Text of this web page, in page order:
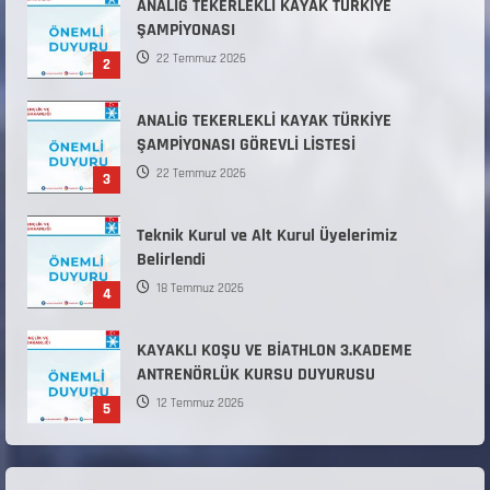
2
ANALİG TEKERLEKLİ KAYAK TÜRKİYE
ŞAMPİYONASI
22 Temmuz 2026
3
ANALİG TEKERLEKLİ KAYAK TÜRKİYE
ŞAMPİYONASI GÖREVLİ LİSTESİ
22 Temmuz 2026
4
Teknik Kurul ve Alt Kurul Üyelerimiz
Belirlendi
18 Temmuz 2026
5
KAYAKLI KOŞU VE BİATHLON 3.KADEME
ANTRENÖRLÜK KURSU DUYURUSU
12 Temmuz 2026
Millî Savunma Bakanlığı Kara, Deniz ve Hava